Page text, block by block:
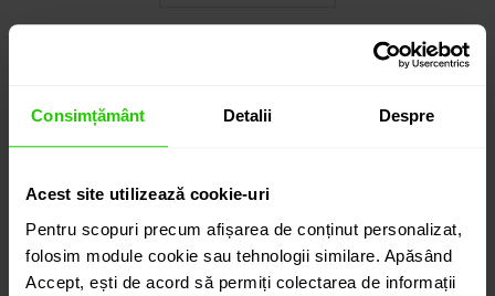
Consimțământ Detalii Despre
Acest site utilizează cookie-uri
Pentru scopuri precum afișarea de conținut personalizat,
folosim module cookie sau tehnologii similare. Apăsând
Accept, ești de acord să permiți colectarea de informații
Cauți o altă mărime? CLICK AICI!
detalii suplimentare
ADAUGĂ ÎN COȘ